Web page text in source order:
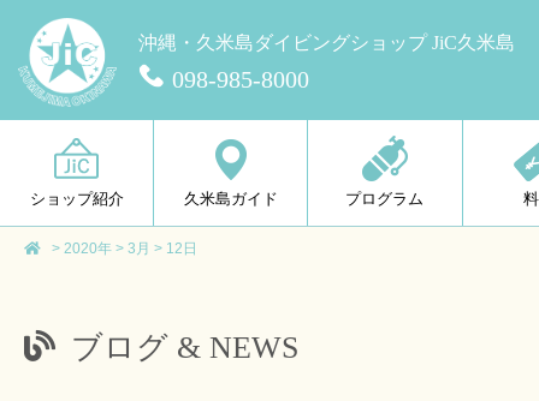
沖縄・久米島ダイビングショップ JiC久米島
098-985-8000
ショップ紹介 久米島ガイド プログラム
> 2020年 > 3月 > 12日
ブログ & NEWS